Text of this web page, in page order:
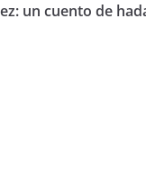
un cuento de